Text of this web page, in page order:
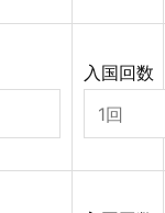
入国回数